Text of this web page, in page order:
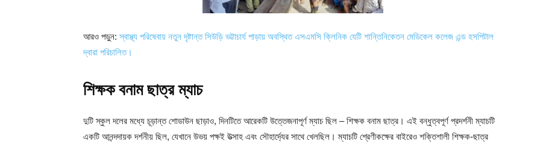
আরও পড়ুন: স্বাস্থ্য পরিষেবায় নতুন দৃষ্টান্ত সিউড়ি ভট্টাচার্য পাড়ায় অবস্থিত এসএমসি ক্লিনিক যেটি শান্তিনিকেতন মেডিকেল কলেজ এন্ড হসপিটাল
দ্বারা পরিচালিত।
শিক্ষক বনাম ছাত্র ম্যাচ
দুটি স্কুল দলের মধ্যে চূড়ান্ত শোডাউন ছাড়াও, দিনটিতে আরেকটি উত্তেজনাপূর্ণ ম্যাচ ছিল – শিক্ষক বনাম ছাত্র। এই বন্ধুত্বপূর্ণ প্রদর্শনী ম্যাচটি
একটি আনন্দদায়ক দর্শনীয় ছিল, যেখানে উভয় পক্ষই উত্সাহ এবং সৌহার্দ্যের সাথে খেলছিল। ম্যাচটি শ্রেণীকক্ষের বাইরেও শক্তিশালী শিক্ষক-ছাত্র